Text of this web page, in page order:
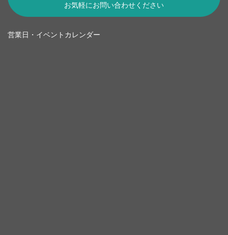
お気軽にお問い合わせください
営業日・イベントカレンダー